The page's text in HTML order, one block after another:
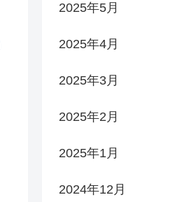
2025年5月
2025年4月
2025年3月
2025年2月
2025年1月
2024年12月